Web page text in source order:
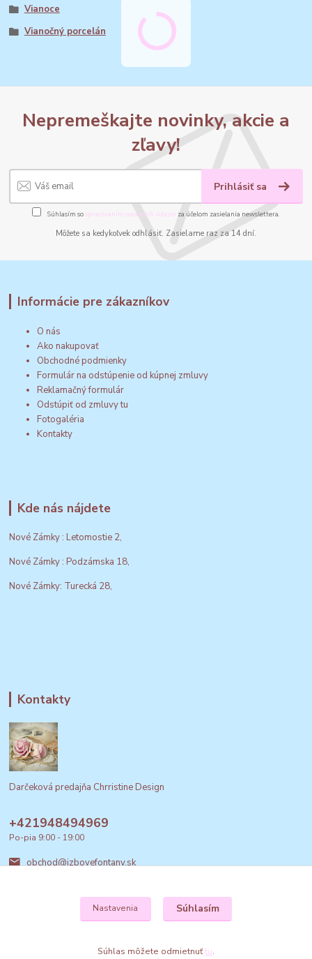
Vianoce
Vianočný porcelán
Nepremeškajte novinky, akcie a
zľavy!
Prihlásiť sa
Súhlasím sospracovaním osobných údajov za účelom zasielania newslettera.
Môžete sa kedykoľvek odhlásiť. Zasielame raz za 14 dní.
Informácie pre zákazníkov
O nás
Ako nakupovať
Obchodné podmienky
Formulár na odstúpenie od kúpnej zmluvy
Reklamačný formulár
Odstúpiť od zmluvy tu
Fotogaléria
Kontakty
Kde nás nájdete
Nové Zámky : Letomostie 2,
Nové Zámky : Podzámska 18,
Nové Zámky: Turecká 28,
Kontakty
Darčeková predajňa Chrristine Design
+421948494969
Po-pia 9:00 - 19:00
obchod@izbovefontany.sk
Nastavenia Súhlasím
Súhlas môžete odmietnuťtu.